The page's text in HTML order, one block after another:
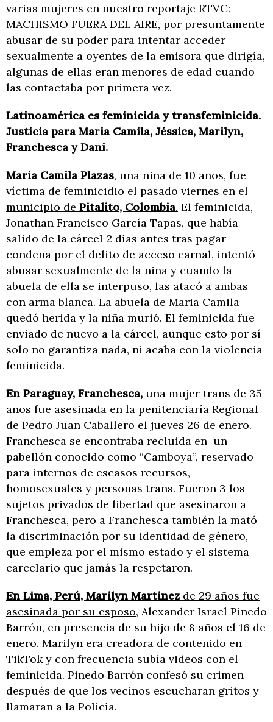
varias mujeres en nuestro reportaje RTVC:
MACHISMO FUERA DEL AIRE, por presuntamente
abusar de su poder para intentar acceder
sexualmente a oyentes de la emisora que dirigía,
algunas de ellas eran menores de edad cuando
las contactaba por primera vez.
Latinoamérica es feminicida y transfeminicida.
Justicia para Maria Camila, Jéssica, Marilyn,
Franchesca y Dani.
Maria Camila Plazas, una niña de 10 años, fue
víctima de feminicidio el pasado viernes en el
municipio de Pitalito, Colombia. El feminicida,
Jonathan Francisco García Tapas, que había
salido de la cárcel 2 días antes tras pagar
condena por el delito de acceso carnal, intentó
abusar sexualmente de la niña y cuando la
abuela de ella se interpuso, las atacó a ambas
con arma blanca. La abuela de Maria Camila
quedó herida y la niña murió. El feminicida fue
enviado de nuevo a la cárcel, aunque esto por sí
solo no garantiza nada, ni acaba con la violencia
feminicida.
En Paraguay, Franchesca, una mujer trans de 35
años fue asesinada en la penitenciaría Regional
de Pedro Juan Caballero el jueves 26 de enero.
Franchesca se encontraba recluida en un
pabellón conocido como “Camboya”, reservado
para internos de escasos recursos,
homosexuales y personas trans. Fueron 3 los
sujetos privados de libertad que asesinaron a
Franchesca, pero a Franchesca también la mató
la discriminación por su identidad de género,
que empieza por el mismo estado y el sistema
carcelario que jamás la respetaron.
En Lima, Perú, Marilyn Martinez de 29 años fue
asesinada por su esposo, Alexander Israel Pinedo
Barrón, en presencia de su hijo de 8 años el 16 de
enero. Marilyn era creadora de contenido en
TikTok y con frecuencia subía videos con el
feminicida. Pinedo Barrón confesó su crimen
después de que los vecinos escucharan gritos y
llamaran a la Policía.